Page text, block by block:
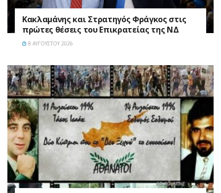
Κακλαμάνης και Στρατηγός Φράγκος στις
πρώτες θέσεις του Επικρατείας της ΝΔ
8 ΑΥΓΟΎΣΤΟΥ 2026